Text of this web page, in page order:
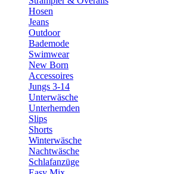
Hosen
Jeans
Outdoor
Bademode
Swimwear
New Born
Accessoires
Jungs 3-14
Unterwäsche
Unterhemden
Slips
Shorts
Winterwäsche
Nachtwäsche
Schlafanzüge